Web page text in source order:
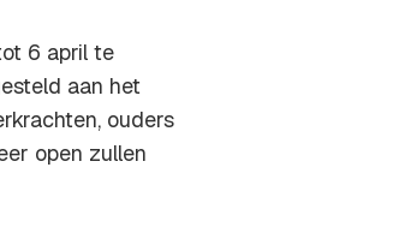
6 april te
aan het
ouders
open zullen